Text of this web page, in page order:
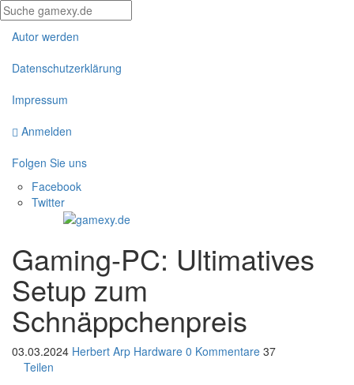
Autor werden
Datenschutzerklärung
Impressum
Anmelden
Folgen Sie uns
Facebook
Twitter
Gaming-PC: Ultimatives
Setup zum
Schnäppchenpreis
03.03.2024 Herbert Arp Hardware 0 Kommentare 37
Teilen